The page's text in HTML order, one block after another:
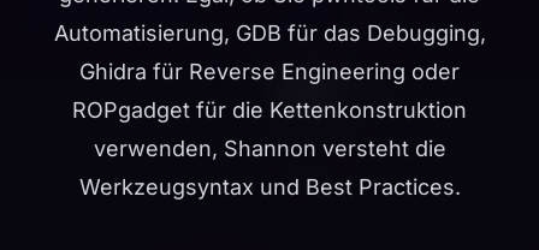
Automatisierung, GDB für das Debugging,
Ghidra für Reverse Engineering oder
ROPgadget für die Kettenkonstruktion
verwenden, Shannon versteht die
Werkzeugsyntax und Best Practices.